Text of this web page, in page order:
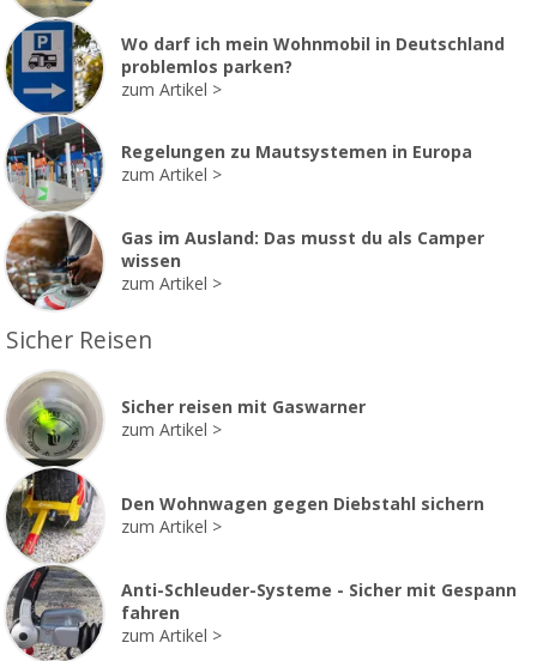
Wo darf ich mein Wohnmobil in Deutschland
problemlos parken?
zum Artikel
Regelungen zu Mautsystemen in Europa
zum Artikel
Gas im Ausland: Das musst du als Camper
wissen
zum Artikel
Sicher Reisen
Sicher reisen mit Gaswarner
zum Artikel
Den Wohnwagen gegen Diebstahl sichern
zum Artikel
Anti-Schleuder-Systeme - Sicher mit Gespann
fahren
zum Artikel